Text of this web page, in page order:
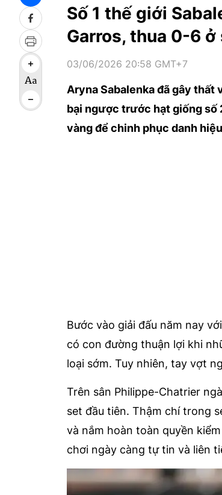
Số 1 thế giới
Garros, thua 0-6
03/06/2026 20:58 GMT+7
Aryna Sabalenka đã gây
bại ngược trước hạt giống số
vàng để chinh phục danh
Bước vào giải đấu năm nay
có con đường thuận lợi khi
loại sớm. Tuy nhiên, tay vợt
Trên sân Philippe-Chatrier
set đầu tiên. Thậm chí trong
và nắm hoàn toàn quyền
chơi ngày càng tự tin và liên